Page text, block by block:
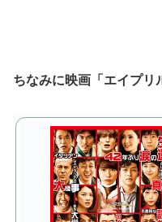
ちなみに映画「エイプリ